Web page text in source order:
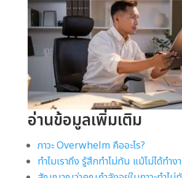
อ่านข้อมูลเพิ่มเติม
ภาวะ Overwhelm คืออะไร?
ทำไมเราถึง รู้สึกทำไม่ทัน แม้ไม่ได้ทำ